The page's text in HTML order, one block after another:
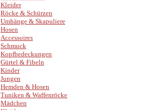
Kleider
Röcke & Schürzen
Umhänge & Skapuliere
Hosen
Accessoires
Schmuck
Kopfbedeckungen
Gürtel & Fibeln
Kinder
Jungen
Hemden & Hosen
Tuniken & Waffenröcke
Mädchen